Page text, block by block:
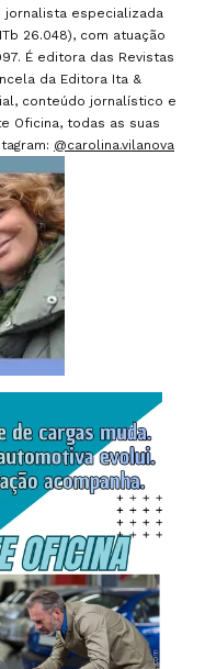
jornalista especializada
26.048), com atuação
É editora das Revistas
da Editora Ita &
conteúdo jornalístico e
Oficina, todas as suas
@carolina.vilanova